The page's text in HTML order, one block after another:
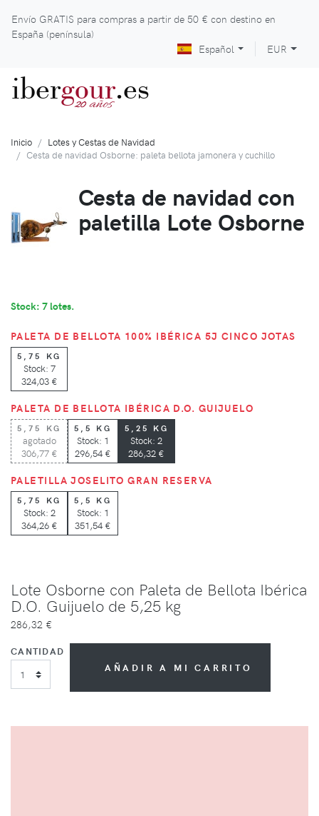
Envío GRATIS para compras a partir de 50 € con destino en
España (península)
Español
EUR
ibergour
20 años .es
Inicio
Lotes y Cestas de Navidad
Cesta de navidad Osborne: paleta bellota jamonera y cuchillo
Cesta de navidad con
paletilla Lote Osborne
Stock: 7 lotes.
PALETA DE BELLOTA 100% IBÉRICA 5J CINCO JOTAS
5,75 KG
Stock: 7
324,03 €
PALETA DE BELLOTA IBÉRICA D.O. GUIJUELO
5,75 KG
agotado
306,77 €
5,5 KG
Stock: 1
296,54 €
5,25 KG
Stock: 2
286,32 €
PALETILLA JOSELITO GRAN RESERVA
5,75 KG
Stock: 2
364,26 €
5,5 KG
Stock: 1
351,54 €
Lote Osborne con Paleta de Bellota Ibérica
D.O. Guijuelo de 5,25 kg
286,32 €
CANTIDAD
AÑADIR A MI CARRITO